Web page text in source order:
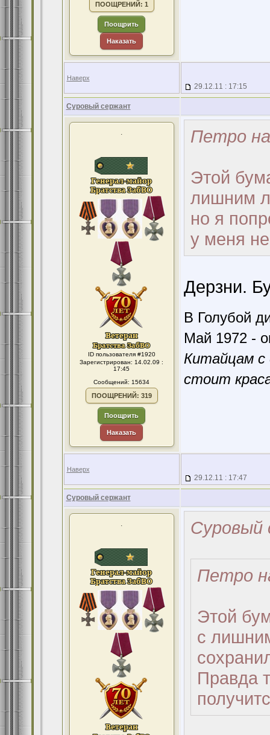
ПООЩРЕНИЙ: 1
Поощрить
Наказать
Наверх
29.12.11 : 17:15
Суровый сержант
.
ID пользователя #1920
Зарегистрирован: 14.02.09 :
17:45
Сообщений: 15634
ПООЩРЕНИЙ: 319
Поощрить
Наказать
Петро
Этой
лишним
но я
у меня
Дерзни.
В Голубой
Май 1972 -
Китайцам с
стоит
Наверх
29.12.11 : 17:47
Суровый сержант
. Суровый
Петро
Этой
с
Правда